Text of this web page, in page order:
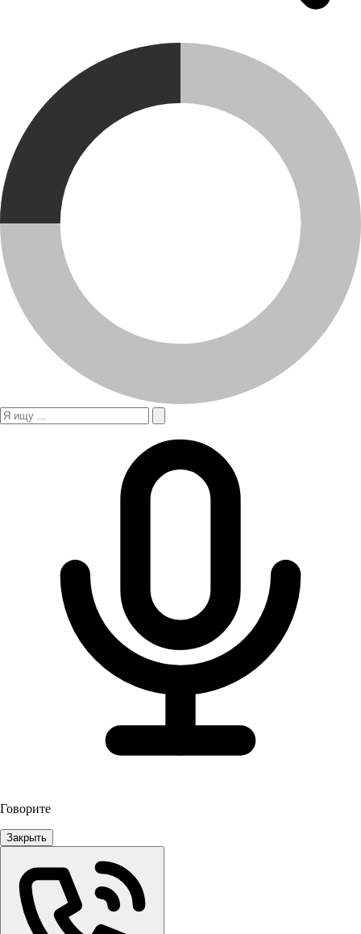
Говорите
Закрыть